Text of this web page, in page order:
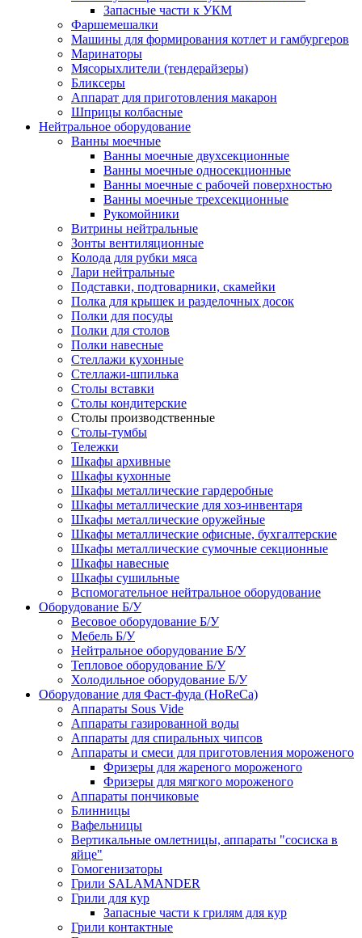
Запасные части к УКМ
Фаршемешалки
Машины для формирования котлет и гамбургеров
Маринаторы
Мясорыхлители (тендерайзеры)
Бликсеры
Аппарат для приготовления макарон
Шприцы колбасные
Нейтральное оборудование
Ванны моечные
Ванны моечные двухсекционные
Ванны моечные односекционные
Ванны моечные с рабочей поверхностью
Ванны моечные трехсекционные
Рукомойники
Витрины нейтральные
Зонты вентиляционные
Колода для рубки мяса
Лари нейтральные
Подставки, подтоварники, скамейки
Полка для крышек и разделочных досок
Полки для посуды
Полки для столов
Полки навесные
Стеллажи кухонные
Стеллажи-шпилька
Столы вставки
Столы кондитерские
Столы производственные
Столы-тумбы
Тележки
Шкафы архивные
Шкафы кухонные
Шкафы металлические гардеробные
Шкафы металлические для хоз-инвентаря
Шкафы металлические оружейные
Шкафы металлические офисные, бухгалтерские
Шкафы металлические сумочные секционные
Шкафы навесные
Шкафы сушильные
Вспомогательное нейтральное оборудование
Оборудование Б/У
Весовое оборудование Б/У
Мебель Б/У
Нейтральное оборудование Б/У
Тепловое оборудование Б/У
Холодильное оборудование Б/У
Оборудование для Фаст-фуда (HoReCa)
Аппараты Sous Vide
Аппараты газированной воды
Аппараты для спиральных чипсов
Аппараты и смеси для приготовления мороженого
Фризеры для жареного мороженого
Фризеры для мягкого мороженого
Аппараты пончиковые
Блинницы
Вафельницы
Вертикальные омлетницы, аппараты "сосиска в
яйце"
Гомогенизаторы
Грили SALAMANDER
Грили для кур
Запасные части к грилям для кур
Грили контактные